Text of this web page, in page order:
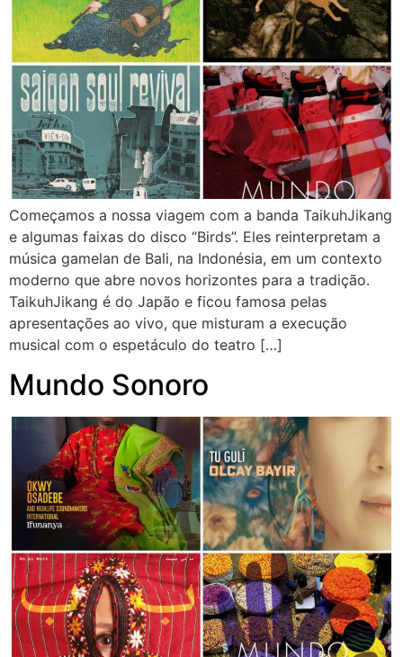
Começamos a nossa viagem com a banda TaikuhJikang
e algumas faixas do disco “Birds”. Eles reinterpretam a
música gamelan de Bali, na Indonésia, em um contexto
moderno que abre novos horizontes para a tradição.
TaikuhJikang é do Japão e ficou famosa pelas
apresentações ao vivo, que misturam a execução
musical com o espetáculo do teatro […]
Mundo Sonoro